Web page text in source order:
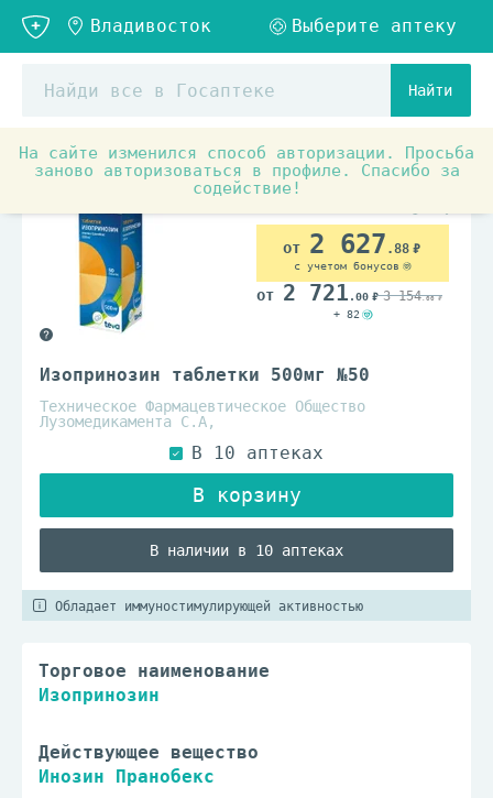
Найти
На сайте изменился способ авторизации. Просьба
заново авторизоваться в профиле. Спасибо за
содействие!
Аптечные товары Противопростудные,
Изопринозин таблетки 500мг №50
Техническое Фармацевтическое Общество
Лузомедикамента С.А,
В наличии в 10 аптеках
2 627 .88
с учетом бонусов
2 721 .00 3 154.00
+ 82
Обладает иммуностимулирующей активностью
Торговое наименование
Изопринозин
Действующее вещество
Инозин Пранобекс